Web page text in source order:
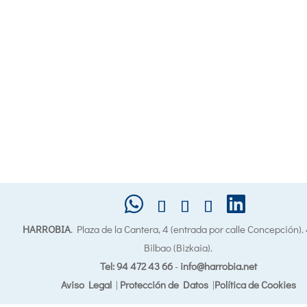
HARROBIA. Plaza de la Cantera, 4 (entrada por calle
Bilbao (Bizkaia).
Tel: 94 472 43 66- info@harrobia.net
Aviso Legal| Protección de Datos|Política de Cookies